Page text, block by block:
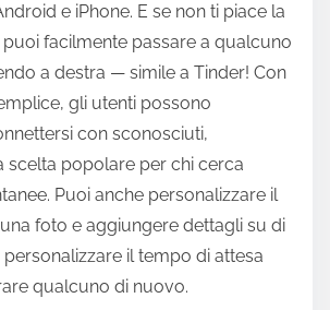
e iPhone. E se non ti piace la
facilmente passare a qualcuno
a destra — simile a Tinder! Con
gli utenti possono
con sconosciuti,
scelta popolare per chi cerca
Puoi anche personalizzare il
foto e aggiungere dettagli su di
il tempo di attesa
qualcuno di nuovo.